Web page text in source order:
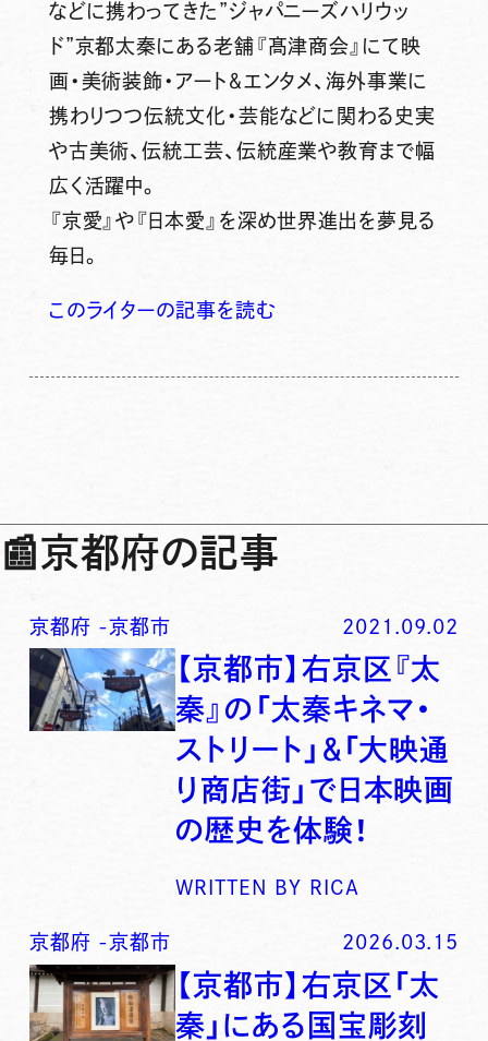
などに携わってきた”ジャパニーズハリウッ
ド”京都太秦にある老舗『髙津商会』にて映
画・美術装飾・アート＆エンタメ、海外事業に
携わりつつ伝統文化・芸能などに関わる史実
や古美術、伝統工芸、伝統産業や教育まで幅
広く活躍中。
『京愛』や『日本愛』を深め世界進出を夢見る
毎日。
このライターの記事を読む
📰京都府の記事
京都府 -京都市 2021.09.02
【京都市】右京区『太
秦』の「太秦キネマ・
ストリート」＆「大映通
り商店街」で日本映画
の歴史を体験！
WRITTEN BY RICA
京都府 -京都市 2026.03.15
【京都市】右京区「太
秦」にある国宝彫刻